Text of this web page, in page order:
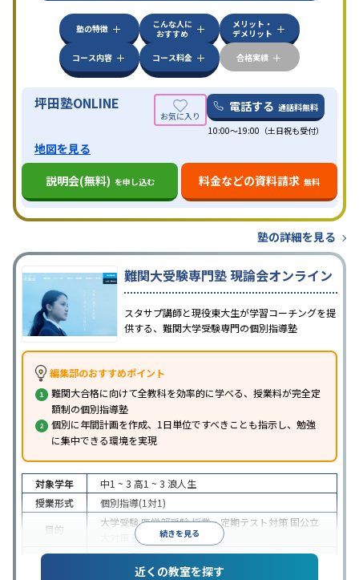
特徴
中高一貫校生に対応授業の振替可能 不登校生に対
学習にPC・タブレットを利用オンライン対応
科目から受講可能季節講習のみの受講可発達障害
の子どもに対応
塾の特徴
こんな人に
おすすめ
メリット・
デメリット
コース内容
コース料金 合格実績
坪田塾ONLINE 電話する 通話料無料
10:00～19:00（土日祝も受付）
地図を見る
説明会(無料) を申し込む 料金などの資料請求 無料
塾の詳細を見る
難関大受験専門塾 現論会オンライン
スタサプ講師と現役東大生が学習コーチングを提
供する、難関大学受験専門の個別指導塾
編集部のおすすめポイント
難関大合格に向けて全教科を効率的に学べる、授業料が完全定
額制の個別指導塾
個別に年間計画を作成、1日単位ですべきことも指示し、勉強
に集中できる環境を実現
続きを見る
対象学年 中1 ~ 3 高1 ~ 3 浪人生
授業形式
個別指導(1対1)
目的
大学受験医学部受験授業・定期テスト対策 国公立
英検(英語検定)対策
中高一貫校生に対応授業の振替可能オンライン対
自習室あり
近くの教室を探す